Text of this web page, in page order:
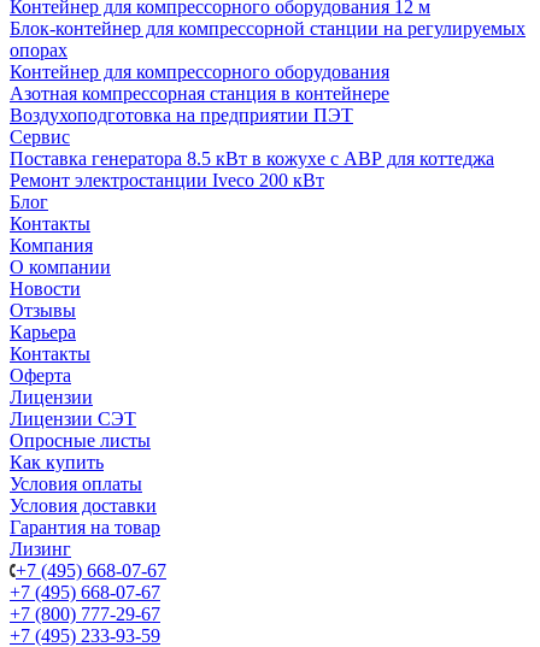
Контейнер для компрессорного оборудования 12 м
Блок-контейнер для компрессорной станции на регулируемых
опорах
Контейнер для компрессорного оборудования
Азотная компрессорная станция в контейнере
Воздухоподготовка на предприятии ПЭТ
Сервис
Поставка генератора 8.5 кВт в кожухе с АВР для коттеджа
Ремонт электростанции Iveco 200 кВт
Блог
Контакты
Компания
О компании
Новости
Отзывы
Карьера
Контакты
Оферта
Лицензии
Лицензии СЭТ
Опросные листы
Как купить
Условия оплаты
Условия доставки
Гарантия на товар
Лизинг
+7 (495) 668-07-67
+7 (495) 668-07-67
+7 (800) 777-29-67
+7 (495) 233-93-59